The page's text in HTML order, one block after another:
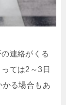
連絡がくる
ては2～3日
かる場合もあ